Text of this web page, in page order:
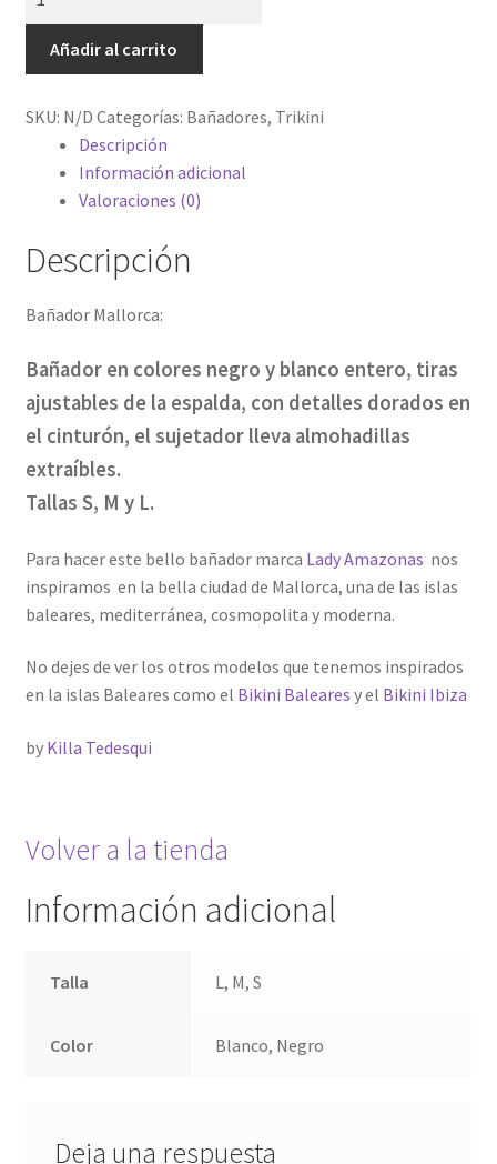
Añadir al carrito
SKU: N/D Categorías: Bañadores, Trikini
Descripción
Información adicional
Valoraciones (0)
Descripción
Bañador Mallorca:
Bañador en colores negro y blanco entero, tiras
ajustables de la espalda, con detalles dorados en
el cinturón, el sujetador lleva almohadillas
extraíbles.
Tallas S, M y L.
Para hacer este bello bañador marca Lady Amazonas nos
inspiramos en la bella ciudad de Mallorca, una de las islas
baleares, mediterránea, cosmopolita y moderna.
No dejes de ver los otros modelos que tenemos inspirados
en la islas Baleares como el Bikini Baleares y el Bikini Ibiza
byKilla Tedesqui
Volver a la tienda
Información adicional
Talla L, M, S
Color Blanco, Negro
Deja una respuesta